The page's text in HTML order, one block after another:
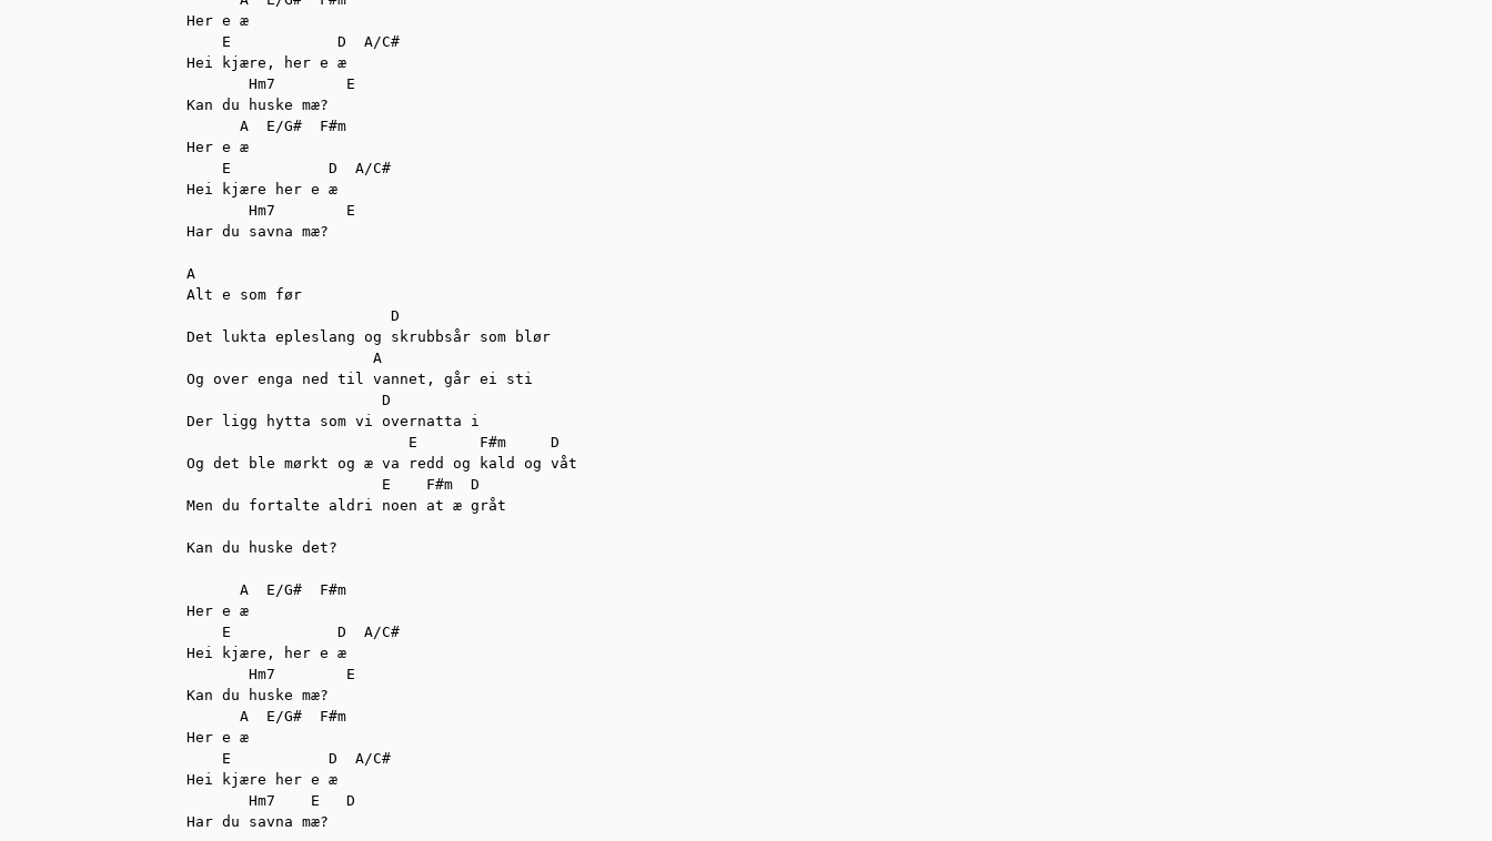
Her e æ
    E	         D  A/C#
Hei kjære, her e æ
       Hm7        E
Kan du huske mæ?
      A  E/G#  F#m
Her e æ
    E           D  A/C#
Hei kjære her e æ
       Hm7        E
Har du savna mæ?
A
Alt e som før
Det lukta epleslang og skrubbsår som blør
Og over enga ned til vannet, går ei sti
Der ligg hytta som vi overnatta i
                         E       F#m     D
Og det ble mørkt og æ va redd og kald og våt
Men du fortalte aldri noen at æ gråt
Kan du huske det?
      A  E/G#  F#m
Her e æ
    E	         D  A/C#
Hei kjære, her e æ
       Hm7        E
Kan du huske mæ?
      A  E/G#  F#m
Her e æ
    E           D  A/C#
Hei kjære her e æ
       Hm7    E   D
Har du savna mæ?